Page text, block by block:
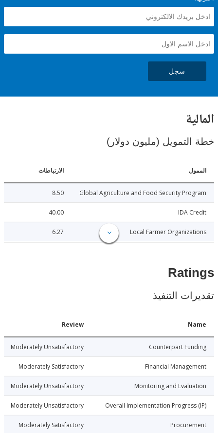
(مليون دولار)
الارتباطات
Global Agriculture and Food Security
8.50
IDA
Local Farmer
التنفيذ
Counterpart
Moderately Unsatisfactory
06-09
Financial
Moderately Satisfactory
Monitoring and
Moderately Unsatisfactory
06-09
Overall Implementation
Moderately Unsatisfactory
06-09
Moderately Satisfactory